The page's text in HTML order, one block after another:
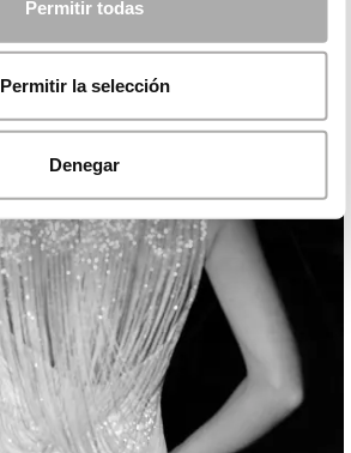
Permitir todas
Permitir la selección
Denegar